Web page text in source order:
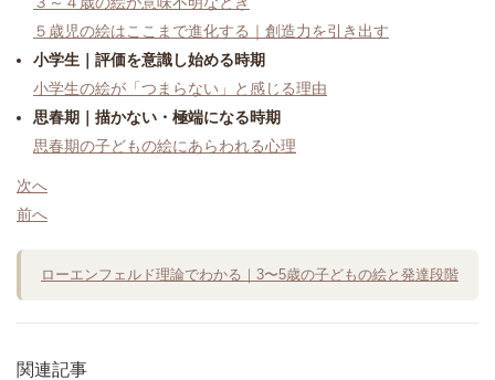
５歳児の絵はここまで進化する｜創造力を引き出す
小学生｜評価を意識し始める時期
小学生の絵が「つまらない」と感じる理由
思春期｜描かない・極端になる時期
思春期の子どもの絵にあらわれる心理
次へ
前へ
ローエンフェルド理論でわかる｜3〜5歳の子どもの絵と発達段階
関連記事